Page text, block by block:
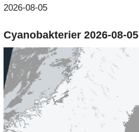
2026-08-05
Cyanobakterier 2026-08-05